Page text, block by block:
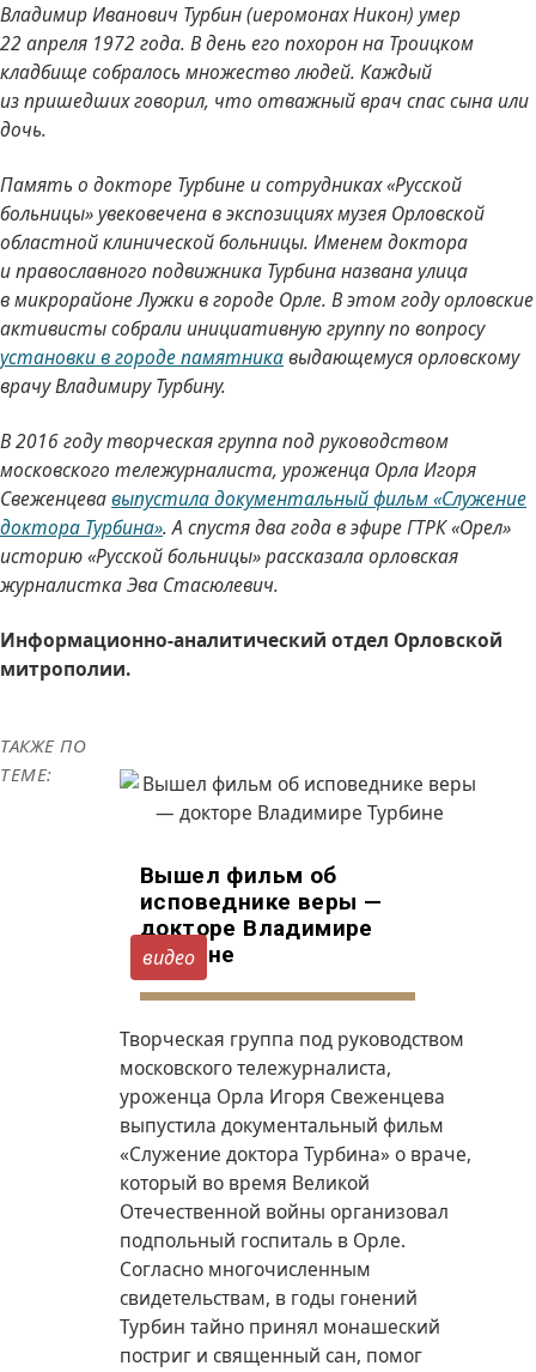
Владимир Иванович Турбин (иеромонах Никон) умер
22 апреля 1972 года. В день его похорон на Троицком
кладбище собралось множество людей. Каждый
из пришедших говорил, что отважный врач спас сына или
дочь.
Память о докторе Турбине и сотрудниках «Русской
больницы» увековечена в экспозициях музея Орловской
областной клинической больницы. Именем доктора
и православного подвижника Турбина названа улица
в микрорайоне Лужки в городе Орле. В этом году орловские
активисты собрали инициативную группу по вопросу
установки в городе памятникавыдающемуся орловскому
врачу Владимиру Турбину.
В 2016 году творческая группа под руководством
московского тележурналиста, уроженца Орла Игоря
Свеженцевавыпустила документальный фильм «Служение
доктора Турбина». А спустя два года в эфире ГТРК «Орел»
историю «Русской больницы» рассказала орловская
журналистка Эва Стасюлевич.
Информационно-аналитический отдел Орловской
митрополии.
ТАКЖЕ ПО
ТЕМЕ:
видео
Вышел фильм об
исповеднике веры —
докторе Владимире
Турбине
Творческая группа под руководством
московского тележурналиста,
уроженца Орла Игоря Свеженцева
выпустила документальный фильм
«Служение доктора Турбина» о враче,
который во время Великой
Отечественной войны организовал
подпольный госпиталь в Орле.
Согласно многочисленным
свидетельствам, в годы гонений
Турбин тайно принял монашеский
постриг и священный сан, помог